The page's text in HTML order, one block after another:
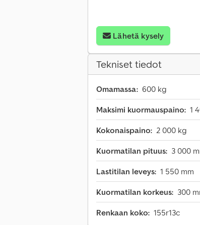
Lähetä kysely
Tekniset tiedot
Omamassa: 600 kg
Maksimi kuormauspaino: 1
Kokonaispaino: 2 000 kg
Kuormatilan pituus: 3 000
Lastitilan leveys: 1 550 mm
Kuormatilan korkeus: 300
Renkaan koko: 155r13c